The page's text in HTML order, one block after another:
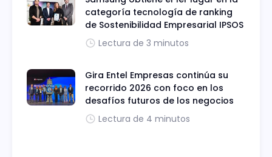
categoría tecnología de ranking
de Sostenibilidad Empresarial IPSOS
Lectura de 3 minutos
Gira Entel Empresas continúa su
recorrido 2026 con foco en los
desafíos futuros de los negocios
Lectura de 4 minutos